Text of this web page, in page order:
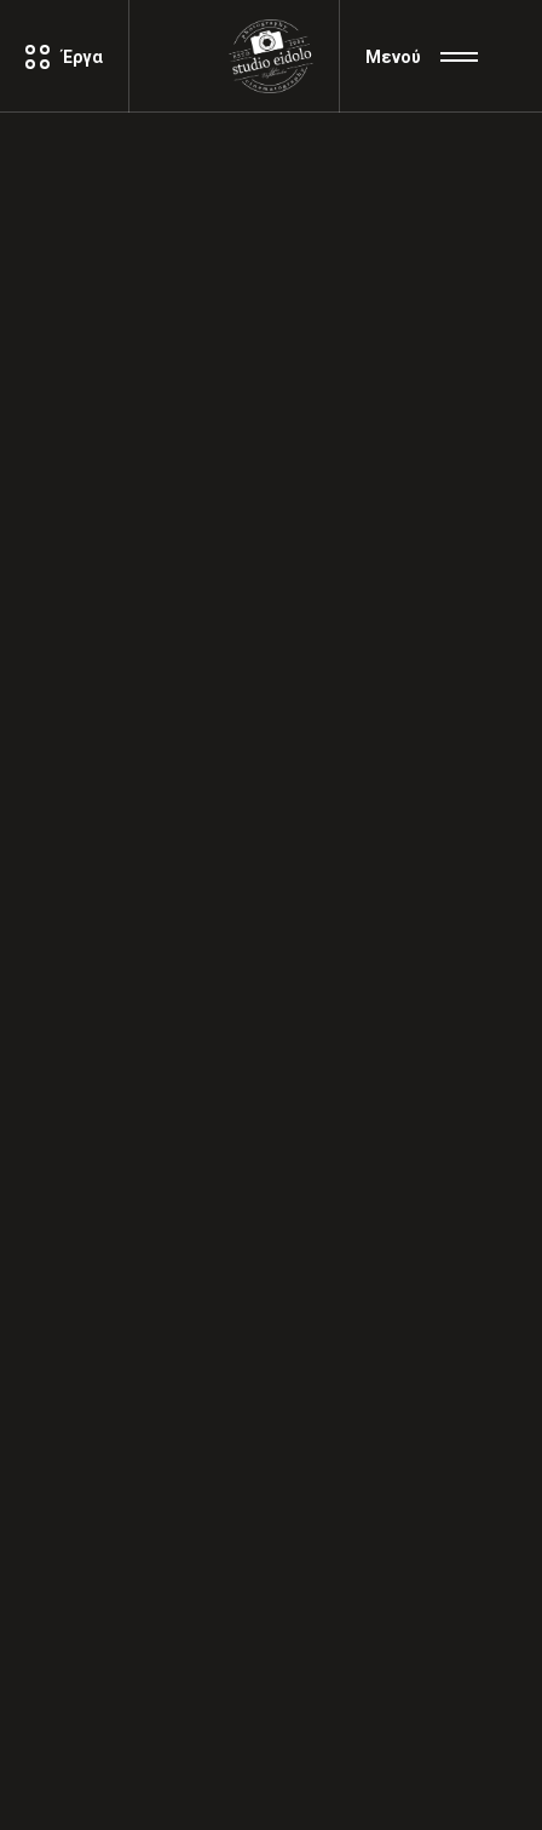
Έργα Μενού